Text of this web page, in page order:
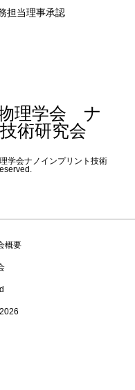
当理事承認
理学会 ナ
術研究会
学会ナノインプリント技術
概要